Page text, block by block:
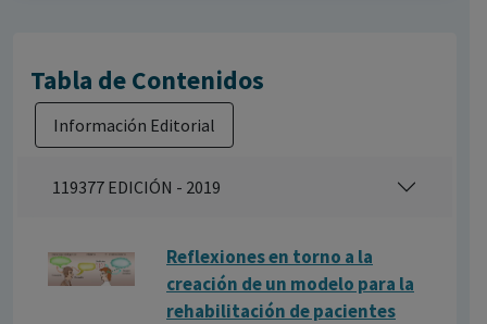
Tabla de Contenidos
Información Editorial
119377 EDICIÓN - 2019
Reflexiones en torno a la
creación de un modelo para la
rehabilitación de pacientes